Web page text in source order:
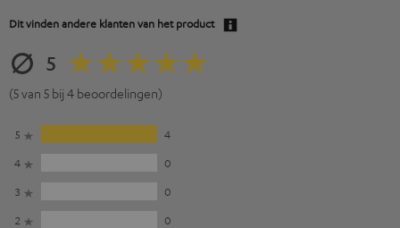
Dit vinden andere klanten van het product
5
(5 van 5 bij 4 beoordelingen)
5
4
4
0
3
0
2
0